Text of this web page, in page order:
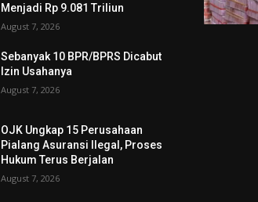
Menjadi Rp 9.081 Triliun
August 7, 2026
Sebanyak 10 BPR/BPRS Dicabut
Izin Usahanya
August 7, 2026
OJK Ungkap 15 Perusahaan
Pialang Asuransi Ilegal, Proses
Hukum Terus Berjalan
August 7, 2026